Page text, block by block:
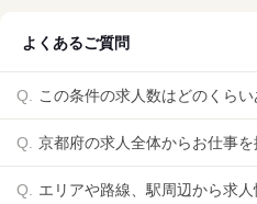
よくあるご質問
この条件の求人数はどのくらい
京都府の求人全体からお仕事
エリアや路線、駅周辺から求